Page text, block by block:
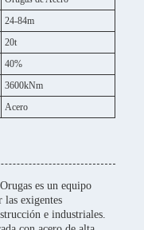
24-84m
20t
40%
3600kNm
Acero
es un equipo
las exigentes
e industriales.